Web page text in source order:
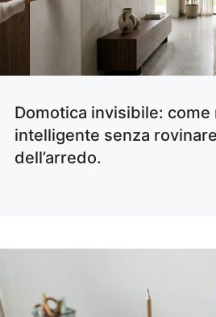
Domotica invisibile: come
intelligente senza
dell’arredo.